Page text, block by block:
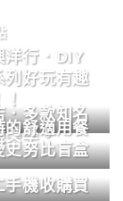
洋行．DIY
列好玩有趣
．多款知名
美學。
的舒適用餐
史努比盲盒
手機收購買